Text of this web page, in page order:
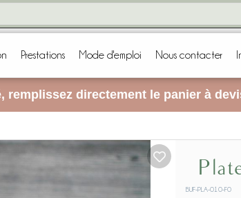
Prestations Mode d'emploi Nous contacter
directement le panier à
BUF-PLA-010-F0